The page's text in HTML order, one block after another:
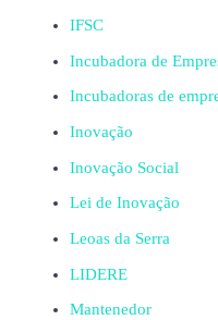
IFSC
Incubadora de
Incubadoras de
Inovação
Inovação Social
Lei de Inovação
Leoas da Serra
LIDERE
Mantenedor